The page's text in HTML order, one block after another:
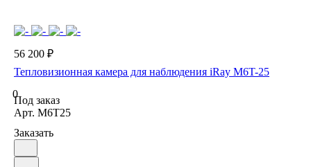
56 200 ₽
Тепловизионная камера для наблюдения iRay M6T-25
0
Под заказ
Арт. M6T25
Заказать